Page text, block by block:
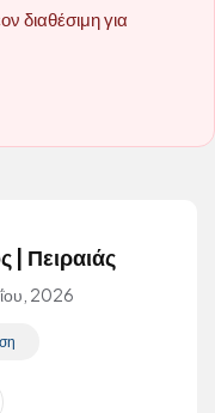
διαθέσιμη για
| Πειραιάς
2026